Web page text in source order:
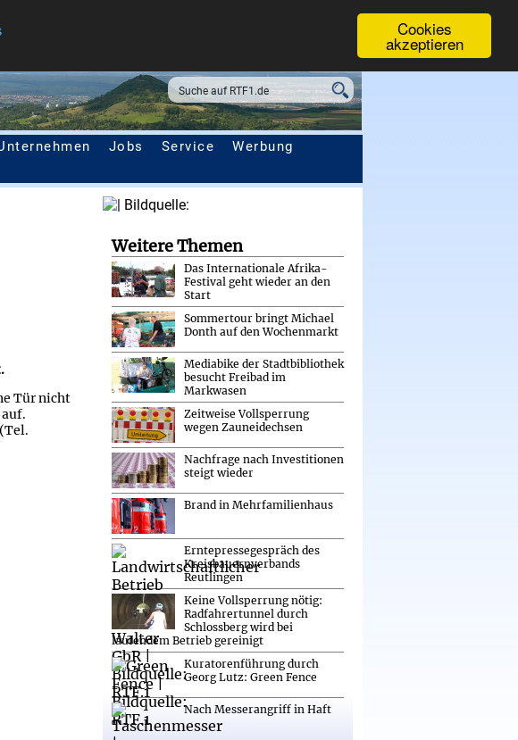
Cookies
akzeptieren
Jobs Service
Werbung
Tür nicht
Weitere Themen
Das Internationale Afrika-
Festival geht wieder an den
Start
Sommertour bringt Michael
Donth auf den Wochenmarkt
Mediabike der Stadtbibliothek
besucht Freibad im
Markwasen
Zeitweise Vollsperrung
wegen Zauneidechsen
Nachfrage nach Investitionen
steigt wieder
Brand in Mehrfamilienhaus
Erntepressegespräch des
Kreisbauernverbands
Reutlingen
Keine Vollsperrung nötig:
Radfahrertunnel durch
Schlossberg wird bei
laufendem Betrieb gereinigt
Kuratorenführung durch
Georg Lutz: Green Fence
Nach Messerangriff in Haft